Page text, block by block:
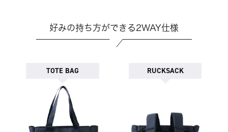
好みの持ち方ができる2WAY仕様
TOTE BAG RUCKSACK